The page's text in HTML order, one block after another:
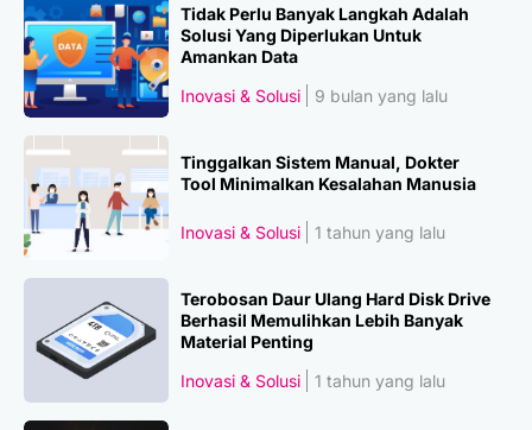
Tidak Perlu Banyak Langkah Adalah
Solusi Yang Diperlukan Untuk
Amankan Data
Inovasi & Solusi
9 bulan yang lalu
Tinggalkan Sistem Manual, Dokter
Tool Minimalkan Kesalahan Manusia
Inovasi & Solusi 1 tahun yang lalu
Terobosan Daur Ulang Hard Disk Drive
Berhasil Memulihkan Lebih Banyak
Material Penting
Inovasi & Solusi
1 tahun yang lalu